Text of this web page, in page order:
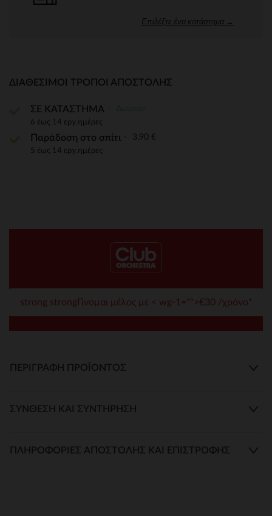
Επιλέξτε ένα κατάστημα →
ΔΙΑΘΈΣΙΜΟΙ ΤΡΌΠΟΙ ΑΠΟΣΤΟΛΉΣ
ΣΕ ΚΑΤΑΣΤΗΜΑ
6 έως 14 εργ.ημέρες
Παράδοση στο σπίτι 3,90 €
5 έως 14 εργ.ημέρες
strong strongΓίνομαι μέλος με < wg-1="">€30 /χρόνο*
ΠΕΡΙΓΡΑΦΉ ΠΡΟΪΌΝΤΟΣ
ΣΎΝΘΕΣΗ ΚΑΙ ΣΥΝΤΉΡΗΣΗ
ΠΛΗΡΟΦΟΡΊΕΣ ΑΠΟΣΤΟΛΉΣ ΚΑΙ ΕΠΙΣΤΡΟΦΉΣ